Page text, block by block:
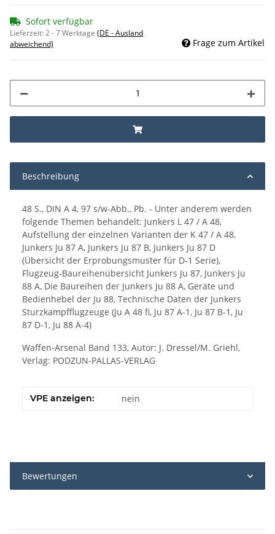
Sofort verfügbar
Lieferzeit:2 - 7 Werktage (DE - Ausland
abweichend)
Frage zum Artikel
Beschreibung
48 S., DIN A 4, 97 s/w-Abb., Pb. - Unter anderem werden
folgende Themen behandelt: Junkers L 47 / A 48,
Aufstellung der einzelnen Varianten der K 47 / A 48,
Junkers Ju 87 A, Junkers Ju 87 B, Junkers Ju 87 D
(Übersicht der Erprobungsmuster für D-1 Serie),
Flugzeug-Baureihenübersicht Junkers Ju 87, Junkers Ju
88 A, Die Baureihen der Junkers Ju 88 A, Geräte und
Bedienhebel der Ju 88, Technische Daten der Junkers
Sturzkampfflugzeuge (Ju A 48 fi, Ju 87 A-1, Ju 87 B-1, Ju
87 D-1, Ju 88 A-4)
Waffen-Arsenal Band 133, Autor: J. Dressel/M. Griehl,
Verlag: PODZUN-PALLAS-VERLAG
VPE anzeigen: nein
Bewertungen